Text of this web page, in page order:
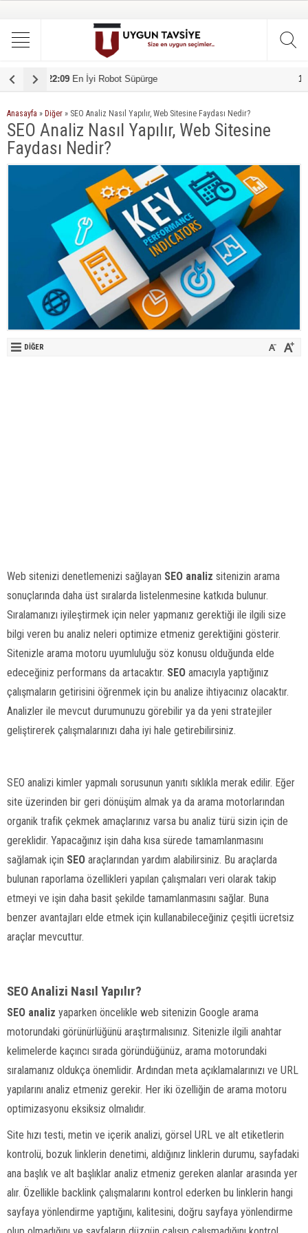
19:51En iyi çamaşır makinesi tavsiye
Anasayfa » Diğer » SEO Analiz Nasıl Yapılır, Web Sitesine Faydası Nedir?
SEO Analiz Nasıl Yapılır, Web Sitesine
Faydası Nedir?
DIĞER
Web sitenizi denetlemenizi sağlayan SEO analiz sitenizin arama
sonuçlarında daha üst sıralarda listelenmesine katkıda bulunur.
Sıralamanızı iyileştirmek için neler yapmanız gerektiği ile ilgili size
bilgi veren bu analiz neleri optimize etmeniz gerektiğini gösterir.
Sitenizle arama motoru uyumluluğu söz konusu olduğunda elde
edeceğiniz performans da artacaktır. SEO amacıyla yaptığınız
çalışmaların getirisini öğrenmek için bu analize ihtiyacınız olacaktır.
Analizler ile mevcut durumunuzu görebilir ya da yeni stratejiler
geliştirerek çalışmalarınızı daha iyi hale getirebilirsiniz.
SEO analizi kimler yapmalı sorusunun yanıtı sıklıkla merak edilir. Eğer
site üzerinden bir geri dönüşüm almak ya da arama motorlarından
organik trafik çekmek amaçlarınız varsa bu analiz türü sizin için de
gereklidir. Yapacağınız işin daha kısa sürede tamamlanmasını
sağlamak için SEO araçlarından yardım alabilirsiniz. Bu araçlarda
bulunan raporlama özellikleri yapılan çalışmaları veri olarak takip
etmeyi ve işin daha basit şekilde tamamlanmasını sağlar. Buna
benzer avantajları elde etmek için kullanabileceğiniz çeşitli ücretsiz
araçlar mevcuttur.
SEO Analizi Nasıl Yapılır?
SEO analiz yaparken öncelikle web sitenizin Google arama
motorundaki görünürlüğünü araştırmalısınız. Sitenizle ilgili anahtar
kelimelerde kaçıncı sırada göründüğünüz, arama motorundaki
sıralamanız oldukça önemlidir. Ardından meta açıklamalarınızı ve URL
yapılarını analiz etmeniz gerekir. Her iki özelliğin de arama motoru
optimizasyonu eksiksiz olmalıdır.
Site hızı testi, metin ve içerik analizi, görsel URL ve alt etiketlerin
kontrolü, bozuk linklerin denetimi, aldığınız linklerin durumu, sayfadaki
ana başlık ve alt başlıklar analiz etmeniz gereken alanlar arasında yer
alır. Özellikle backlink çalışmalarını kontrol ederken bu linklerin hangi
sayfaya yönlendirme yaptığını, kalitesini, doğru sayfaya yönlendirme